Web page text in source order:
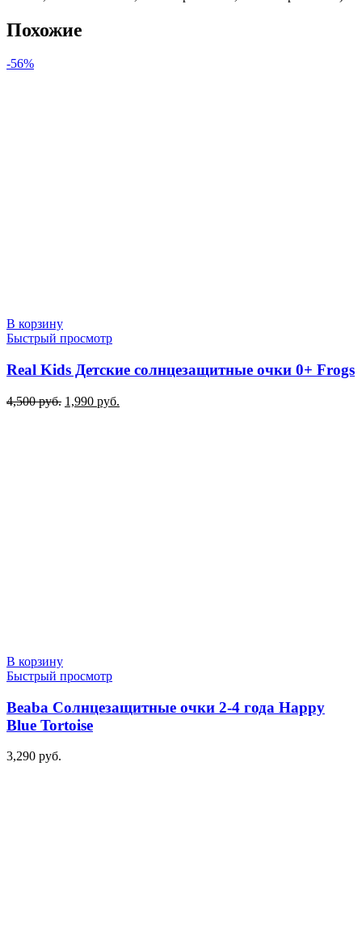
Похожие
-56%
В корзину
Быстрый просмотр
Real Kids Детские солнцезащитные очки 0+ Frogs
4,500руб. Первоначальная
1,990 руб.
В корзину
Быстрый просмотр
Beaba Солнцезащитные очки 2-4 года Happy
Blue Tortoise
3,290 руб.